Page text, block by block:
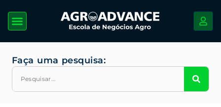
Faça uma pesquisa: